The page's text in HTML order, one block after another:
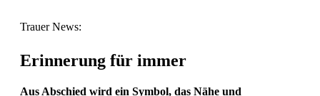
Trauer News:
Erinnerung für immer
Aus Abschied wird ein Symbol, das Nähe und